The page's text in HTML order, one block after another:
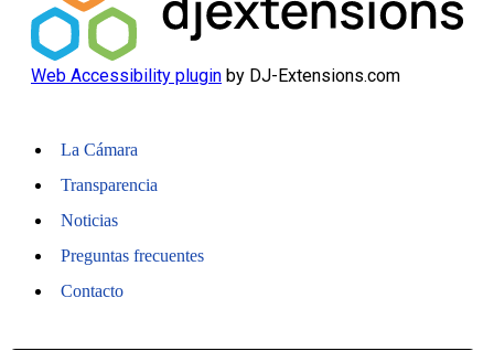
Web Accessibility plugin by DJ-Extensions.com
La Cámara
Transparencia
Noticias
Preguntas frecuentes
Contacto